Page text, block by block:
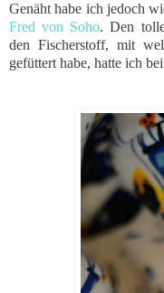
Genäht habe ich jedoch
Fred von Soho. Den
den Fischerstoff, mit
gefüttert habe, hatte ich bei